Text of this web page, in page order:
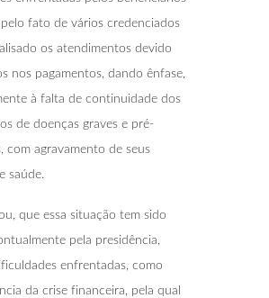
fato de vários credenciados
os atendimentos devido
nos pagamentos, dando ênfase,
à falta de continuidade dos
de doenças graves e pré-
com agravamento de seus
saúde.
que essa situação tem sido
pela presidência,
enfrentadas, como
da crise financeira, pela qual